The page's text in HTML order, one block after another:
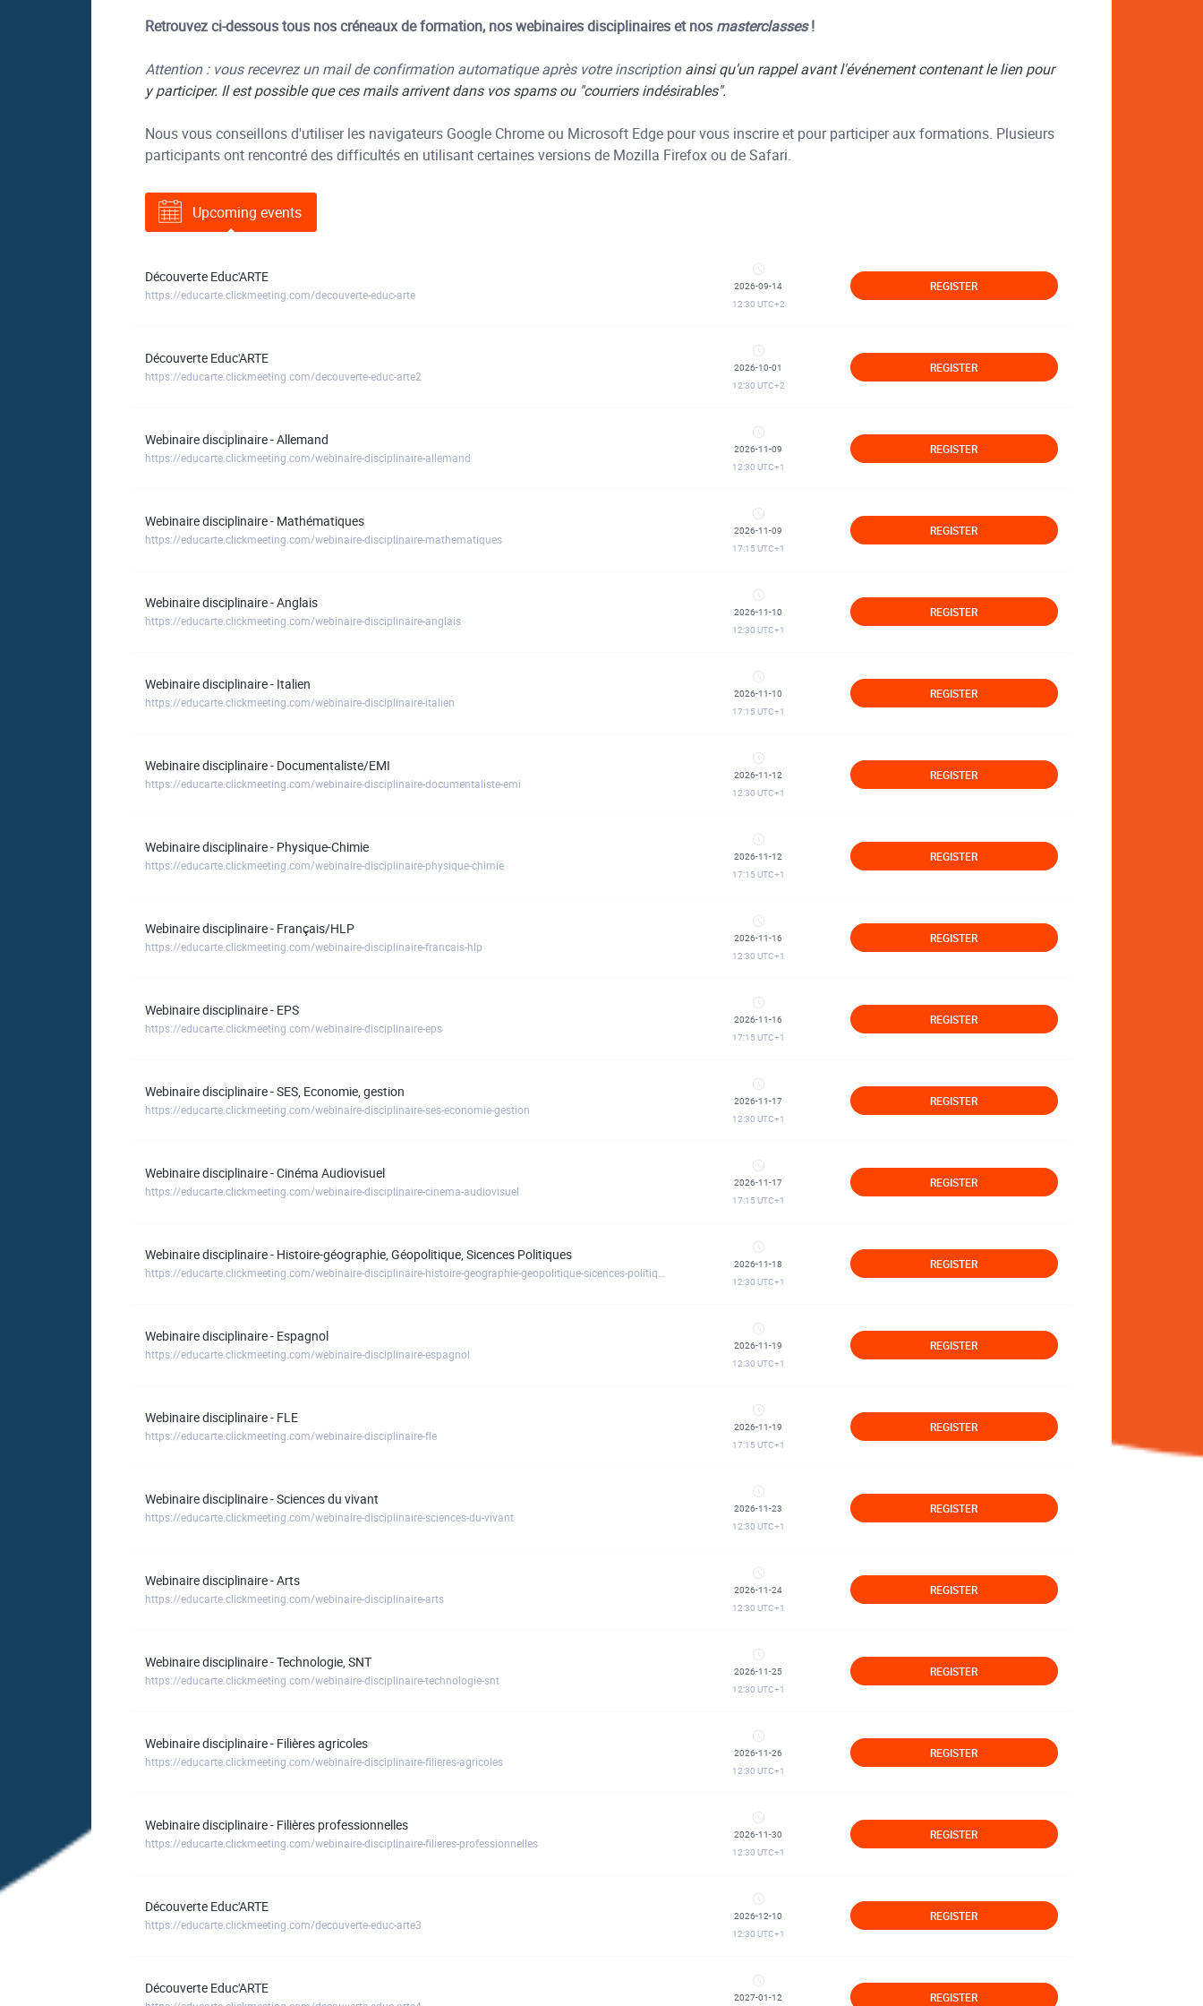
Retrouvez ci-dessous tous nos créneaux de formation, nos webinaires disciplinaires et nos masterclasses!
Attention : vous recevrez un mail de confirmation automatique après votre inscriptionainsi qu'un rappel avant l'événement contenant le lien pour
y participer. Il est possible que ces mails arrivent dans vos spams ou "courriers indésirables".
Nous vous conseillons d'utiliser les navigateurs Google Chrome ou Microsoft Edge pour vous inscrire et pour participer aux formations. Plusieurs
participants ont rencontré des difficultés en utilisant certaines versions de Mozilla Firefox ou de Safari.
Upcoming events
Découverte Educ'ARTE
https://educarte.clickmeeting.com/decouverte-educ-arte
2026-09-14
12:30 UTC+2
REGISTER
Découverte Educ'ARTE
https://educarte.clickmeeting.com/decouverte-educ-arte2
2026-10-01
12:30 UTC+2
REGISTER
Webinaire disciplinaire - Allemand
https://educarte.clickmeeting.com/webinaire-disciplinaire-allemand
2026-11-09
12:30 UTC+1
REGISTER
Webinaire disciplinaire - Mathématiques
https://educarte.clickmeeting.com/webinaire-disciplinaire-mathematiques
2026-11-09
17:15 UTC+1
REGISTER
Webinaire disciplinaire - Anglais
https://educarte.clickmeeting.com/webinaire-disciplinaire-anglais
2026-11-10
12:30 UTC+1
REGISTER
Webinaire disciplinaire - Italien
https://educarte.clickmeeting.com/webinaire-disciplinaire-italien
2026-11-10
17:15 UTC+1
REGISTER
Webinaire disciplinaire - Documentaliste/EMI
https://educarte.clickmeeting.com/webinaire-disciplinaire-documentaliste-emi
2026-11-12
12:30 UTC+1
REGISTER
Webinaire disciplinaire - Physique-Chimie
https://educarte.clickmeeting.com/webinaire-disciplinaire-physique-chimie
2026-11-12
17:15 UTC+1
REGISTER
Webinaire disciplinaire - Français/HLP
https://educarte.clickmeeting.com/webinaire-disciplinaire-francais-hlp
2026-11-16
12:30 UTC+1
REGISTER
Webinaire disciplinaire - EPS
https://educarte.clickmeeting.com/webinaire-disciplinaire-eps
2026-11-16
17:15 UTC+1
REGISTER
Webinaire disciplinaire - SES, Economie, gestion
https://educarte.clickmeeting.com/webinaire-disciplinaire-ses-economie-gestion
2026-11-17
12:30 UTC+1
REGISTER
Webinaire disciplinaire - Cinéma Audiovisuel
https://educarte.clickmeeting.com/webinaire-disciplinaire-cinema-audiovisuel
2026-11-17
17:15 UTC+1
REGISTER
Webinaire disciplinaire - Histoire-géographie, Géopolitique, Sicences Politiques
2026-11-18
12:30 UTC+1
REGISTER
Webinaire disciplinaire - Espagnol
https://educarte.clickmeeting.com/webinaire-disciplinaire-espagnol
2026-11-19
12:30 UTC+1
REGISTER
Webinaire disciplinaire - FLE
https://educarte.clickmeeting.com/webinaire-disciplinaire-fle
2026-11-19
17:15 UTC+1
REGISTER
Webinaire disciplinaire - Sciences du vivant
https://educarte.clickmeeting.com/webinaire-disciplinaire-sciences-du-vivant
2026-11-23
12:30 UTC+1
REGISTER
Webinaire disciplinaire - Arts
https://educarte.clickmeeting.com/webinaire-disciplinaire-arts
2026-11-24
12:30 UTC+1
REGISTER
Webinaire disciplinaire - Technologie, SNT
https://educarte.clickmeeting.com/webinaire-disciplinaire-technologie-snt
2026-11-25
12:30 UTC+1
REGISTER
Webinaire disciplinaire - Filières agricoles
https://educarte.clickmeeting.com/webinaire-disciplinaire-filieres-agricoles
2026-11-26
12:30 UTC+1
REGISTER
Webinaire disciplinaire - Filières professionnelles
https://educarte.clickmeeting.com/webinaire-disciplinaire-filieres-professionnelles
2026-11-30
12:30 UTC+1
REGISTER
Découverte Educ'ARTE
https://educarte.clickmeeting.com/decouverte-educ-arte3
2026-12-10
12:30 UTC+1
REGISTER
Découverte Educ'ARTE
2027-01-12 REGISTER